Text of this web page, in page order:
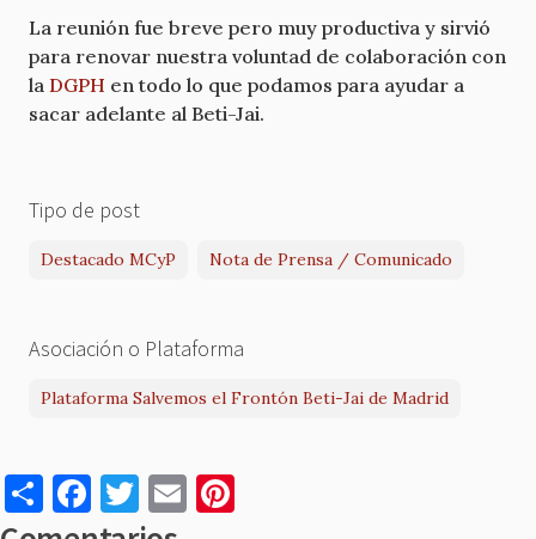
La reunión fue breve pero muy productiva y sirvió
para renovar nuestra voluntad de colaboración con
la DGPH en todo lo que podamos para ayudar a
sacar adelante al Beti-Jai.
Tipo de post
Destacado MCyP Nota de Prensa / Comunicado
Asociación o Plataforma
Plataforma Salvemos el Frontón Beti-Jai de Madrid
S
h
F
a
T
w
E
m